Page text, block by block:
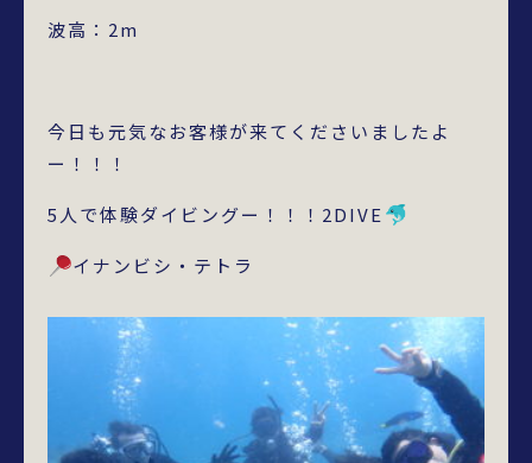
波高：2m
今日も元気なお客様が来てくださいましたよ
ー！！！
5人で体験ダイビングー！！！2DIVE
イナンビシ・テトラ